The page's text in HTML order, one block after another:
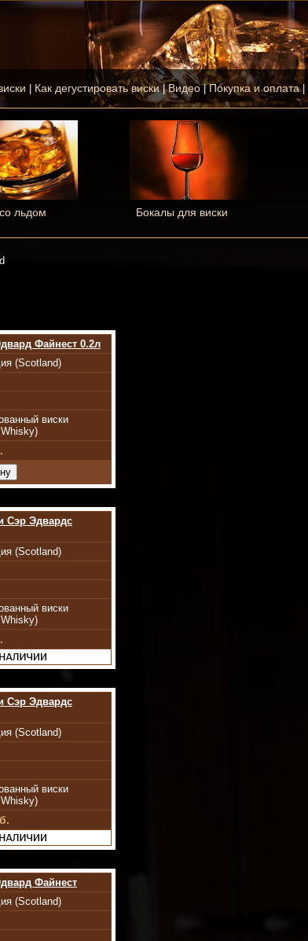
Как дегустировать виски|Видео|Покупка и оплата|
льдом Бокалы для виски
Файнест 0.2л
(Scotland)
виски
Сэр Эдвардс
(Scotland)
виски
Сэр Эдвардс
(Scotland)
виски
Файнест
(Scotland)